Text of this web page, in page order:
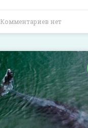
Комментариев нет